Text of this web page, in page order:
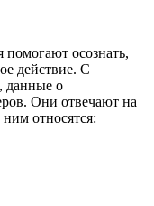
осознать,
действие. С
данные о
Они отвечают на
относятся: